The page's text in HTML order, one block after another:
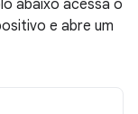
abaixo acessa o
e abre um